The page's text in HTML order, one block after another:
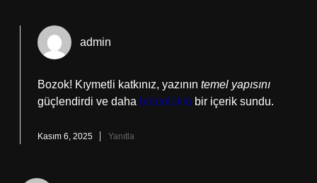
admin
Bozok! Kıymetli katkınız, yazının temel yapısını
güçlendirdi ve daha bütünlüklü bir içerik sundu.
Kasım 6, 2025 Yanıtla